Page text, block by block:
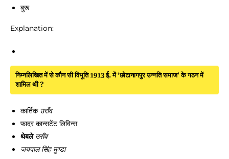
बुरू
Explanation:
निम्नलिखित में से कौन सी विभूति 1913 ई. में ‘छोटानागपुर उन्नति समाज’ के गठन में
शामिल थी ?
कार्तिक उराँव
फादर कान्सटेंट लिविन्स
थेबले उराँव
जयपाल सिंह मुण्डा